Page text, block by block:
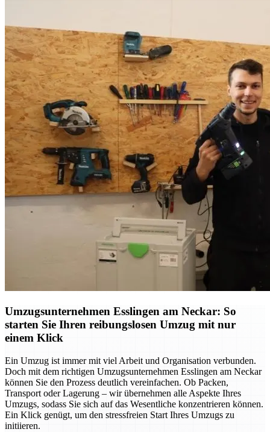
Umzugsunternehmen Esslingen am Neckar: So
starten Sie Ihren reibungslosen Umzug mit nur
einem Klick
Ein Umzug ist immer mit viel Arbeit und Organisation verbunden.
Doch mit dem richtigen Umzugsunternehmen Esslingen am Neckar
können Sie den Prozess deutlich vereinfachen. Ob Packen,
Transport oder Lagerung – wir übernehmen alle Aspekte Ihres
Umzugs, sodass Sie sich auf das Wesentliche konzentrieren können.
Ein Klick genügt, um den stressfreien Start Ihres Umzugs zu
initiieren.